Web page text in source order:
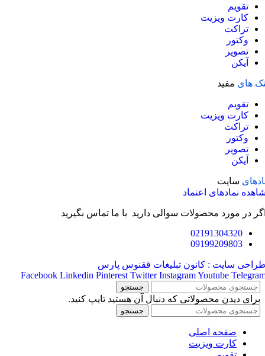
تقویم
کارت ویزیت
تراکت
وکتور
تصویر
آیکن
های مفید
تقویم
کارت ویزیت
تراکت
وکتور
تصویر
آیکن
سایت
نمادهای اعتماد
در مورد محصولات سوالی دارید با ما تماس بگیرید
02191304320
09199209803
سایت : کانون تبلیغات ققنوس پارس
Facebook Linkedin Pinterest Twitter InstagramYoutube
جستجو
برای دیدن محصولاتی که دنبال آن هستید تایپ کنید.
جستجو
صفحه اصلی
کارت ویزیت